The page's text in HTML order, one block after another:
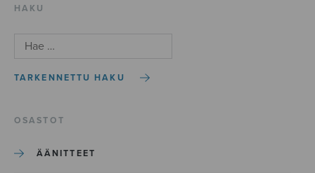
HAKU
TARKENNETTU HAKU
OSASTOT
ÄÄNITTEET